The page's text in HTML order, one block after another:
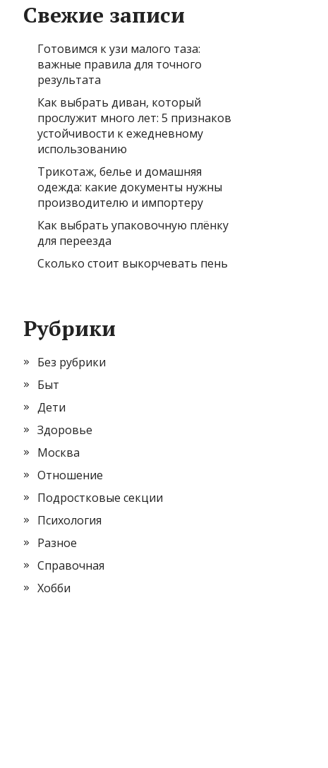
Свежие записи
Готовимся к узи малого таза:
важные правила для точного
результата
Как выбрать диван, который
прослужит много лет: 5 признаков
устойчивости к ежедневному
использованию
Трикотаж, белье и домашняя
одежда: какие документы нужны
производителю и импортеру
Как выбрать упаковочную плёнку
для переезда
Сколько стоит выкорчевать пень
Рубрики
Без рубрики
Быт
Дети
Здоровье
Москва
Отношение
Подростковые секции
Психология
Разное
Справочная
Хобби